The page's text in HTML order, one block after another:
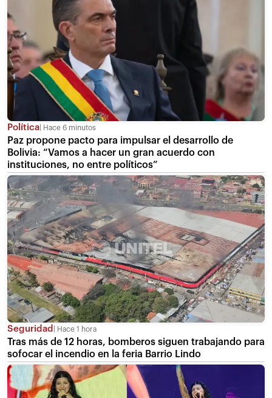
Política Hace 6 minutos
Paz propone pacto para impulsar el desarrollo de
Bolivia: “Vamos a hacer un gran acuerdo con
instituciones, no entre políticos”
Seguridad Hace 1 hora
Tras más de 12 horas, bomberos siguen trabajando para
sofocar el incendio en la feria Barrio Lindo